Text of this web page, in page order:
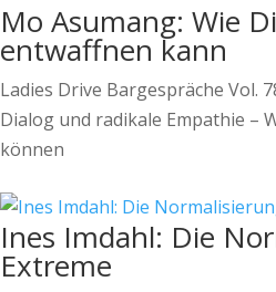
Mo Asumang: Wie
entwaffnen kann
Ladies Drive Bargespräche Vol.
Dialog und radikale Empathie –
können
Ines Imdahl: Die
Extreme